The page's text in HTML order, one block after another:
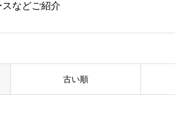
などご紹介
古い順